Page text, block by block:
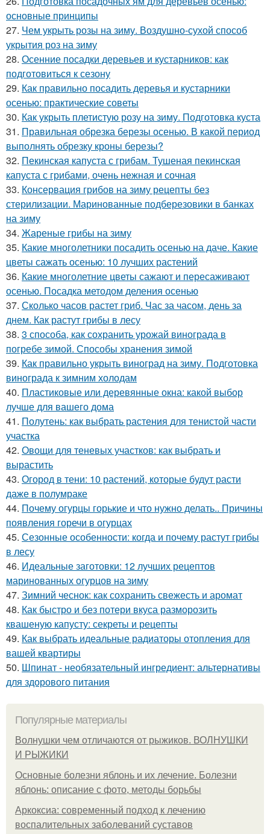
основные принципы
27. Чем укрыть розы на зиму. Воздушно-сухой способ
укрытия роз на зиму
28. Осенние посадки деревьев и кустарников: как
подготовиться к сезону
29. Как правильно посадить деревья и кустарники
осенью: практические советы
30. Как укрыть плетистую розу на зиму. Подготовка куста
31. Правильная обрезка березы осенью. В какой период
выполнять обрезку кроны березы?
32. Пекинская капуста с грибам. Тушеная пекинская
капуста с грибами, очень нежная и сочная
33. Консервация грибов на зиму рецепты без
стерилизации. Маринованные подберезовики в банках
на зиму
34. Жареные грибы на зиму
35. Какие многолетники посадить осенью на даче. Какие
цветы сажать осенью: 10 лучших растений
36. Какие многолетние цветы сажают и пересаживают
осенью. Посадка методом деления осенью
37. Сколько часов растет гриб. Час за часом, день за
днем. Как растут грибы в лесу
38. 3 способа, как сохранить урожай винограда в
погребе зимой. Способы хранения зимой
39. Как правильно укрыть виноград на зиму. Подготовка
винограда к зимним холодам
40. Пластиковые или деревянные окна: какой выбор
лучше для вашего дома
41. Полутень: как выбрать растения для тенистой части
участка
42. Овощи для теневых участков: как выбрать и
вырастить
43. Огород в тени: 10 растений, которые будут расти
даже в полумраке
44. Почему огурцы горькие и что нужно делать.. Причины
появления горечи в огурцах
45. Сезонные особенности: когда и почему растут грибы
в лесу
46. Идеальные заготовки: 12 лучших рецептов
маринованных огурцов на зиму
47. Зимний чеснок: как сохранить свежесть и аромат
48. Как быстро и без потери вкуса разморозить
квашеную капусту: секреты и рецепты
49. Как выбрать идеальные радиаторы отопления для
вашей квартиры
50. Шпинат - необязательный ингредиент: альтернативы
для здорового питания
Популярные материалы
Волнушки чем отличаются от рыжиков. ВОЛНУШКИ
И РЫЖИКИ
Основные болезни яблонь и их лечение. Болезни
яблонь: описание с фото, методы борьбы
Аркоксиа: современный подход к лечению
воспалительных заболеваний суставов